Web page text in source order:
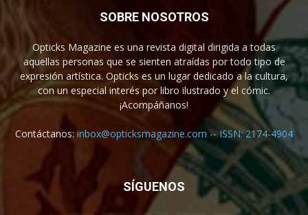
SOBRE NOSOTROS
Opticks Magazine es una revista digital dirigida a todas
aquellas personas que se sienten atraídas por todo tipo de
expresión artística. Opticks es un lugar dedicado a la cultura,
con un especial interés por libro ilustrado y el cómic.
¡Acompáñanos!
Contáctanos:inbox@opticksmagazine.com -- ISSN: 2174-4904
SÍGUENOS